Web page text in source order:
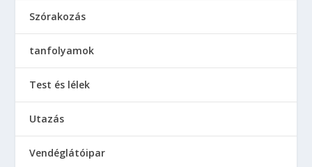
Szórakozás
tanfolyamok
Test és lélek
Utazás
Vendéglátóipar